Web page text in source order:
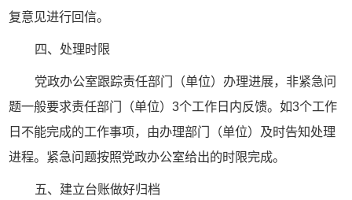
复意见进行回信。
四、处理时限
党政办公室跟踪责任部门（单位）办理进展，非紧急问
题一般要求责任部门（单位）3个工作日内反馈。如3个工作
日不能完成的工作事项，由办理部门（单位）及时告知处理
进程。紧急问题按照党政办公室给出的时限完成。
五、建立台账做好归档